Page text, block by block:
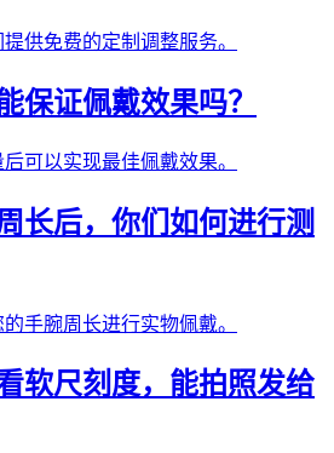
供免费的定制调整服务。
保证佩戴效果吗？
可以实现最佳佩戴效果。
长后，你们如何进行测
手腕周长进行实物佩戴。
软尺刻度，能拍照发给